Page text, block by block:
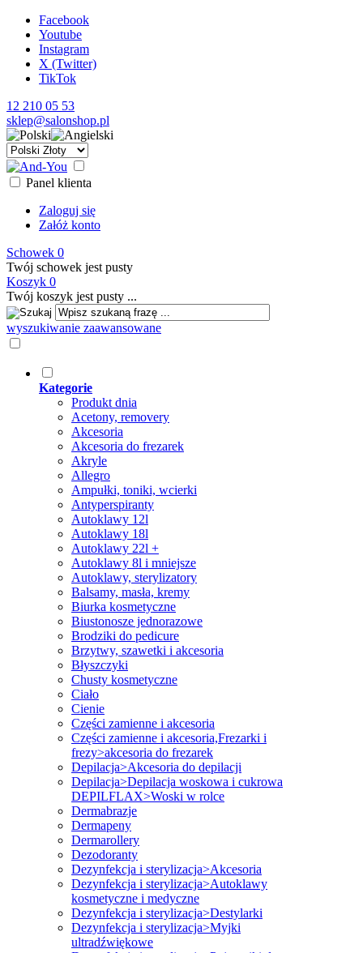
Facebook
Youtube
Instagram
X (Twitter)
TikTok
12 210 05 53
sklep@salonshop.pl
Panel klienta
Zaloguj się
Załóż konto
Schowek 0
Twój schowek jest pusty
Koszyk 0
Twój koszyk jest pusty ...
wyszukiwanie zaawansowane
Kategorie
Produkt dnia
Acetony, removery
Akcesoria
Akcesoria do frezarek
Akryle
Allegro
Ampułki, toniki, wcierki
Antyperspiranty
Autoklawy 12l
Autoklawy 18l
Autoklawy 22l +
Autoklawy 8l i mniejsze
Autoklawy, sterylizatory
Balsamy, masła, kremy
Biurka kosmetyczne
Biustonosze jednorazowe
Brodziki do pedicure
Brzytwy, szawetki i akcesoria
Błyszczyki
Chusty kosmetyczne
Ciało
Cienie
Części zamienne i akcesoria
Części zamienne i akcesoria,Frezarki i
frezy>akcesoria do frezarek
Depilacja>Akcesoria do depilacji
Depilacja>Depilacja woskowa i cukrowa
DEPILFLAX>Woski w rolce
Dermabrazje
Dermapeny
Dermarollery
Dezodoranty
Dezynfekcja i sterylizacja>Akcesoria
Dezynfekcja i sterylizacja>Autoklawy
kosmetyczne i medyczne
Dezynfekcja i sterylizacja>Destylarki
Dezynfekcja i sterylizacja>Myjki
ultradźwiękowe